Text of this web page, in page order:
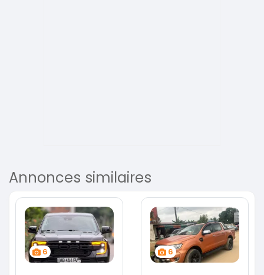
Annonces similaires
6 6